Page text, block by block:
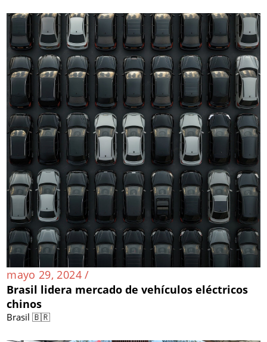
mayo 29, 2024 /
Brasil lidera mercado de vehículos eléctricos
chinos
Brasil 🇧🇷